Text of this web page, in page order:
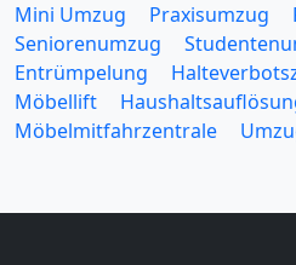
Mini Umzug
Praxisumzug
Seniorenumzug
Entrümpelung
Möbellift
Möbelmitfahrzentrale